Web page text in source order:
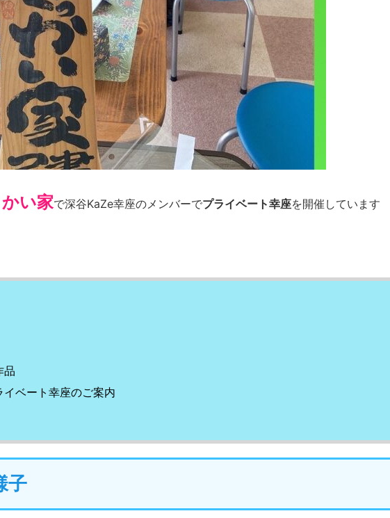
い家で深谷KaZe幸座のメンバーでプライベート幸座を開催しています
品
ベート幸座のご案内
子